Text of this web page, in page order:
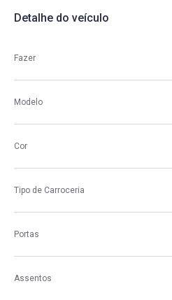
Detalhe do veículo
Fazer
Modelo
Cor
Tipo de Carroceria
Portas
Assentos